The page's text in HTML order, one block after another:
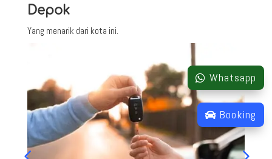
Depok
Yang menarik dari kota ini.
Whatsapp
Booking